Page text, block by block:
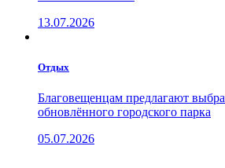
13.07.2026
Отдых
Благовещенцам предлагают
обновлённого городского парка
05.07.2026